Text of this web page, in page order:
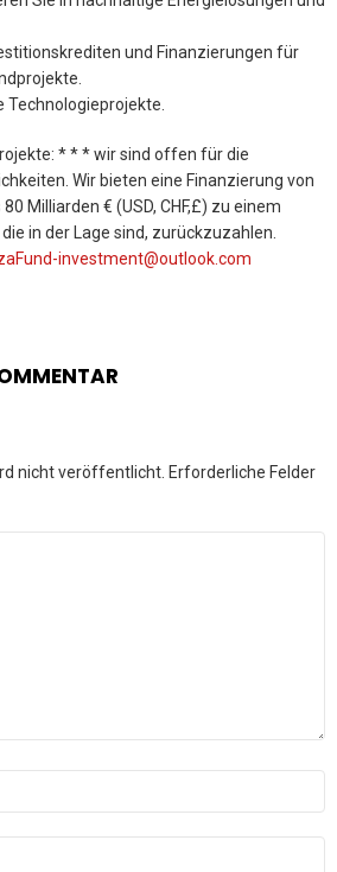
und Finanzierungen für
* * * wir sind offen für die
Wir bieten eine Finanzierung von
80 Milliarden € (USD, CHF,£) zu einem
in der Lage sind, zurückzuzahlen.
investment@outlook.com
nicht veröffentlicht. Erforderliche Felder